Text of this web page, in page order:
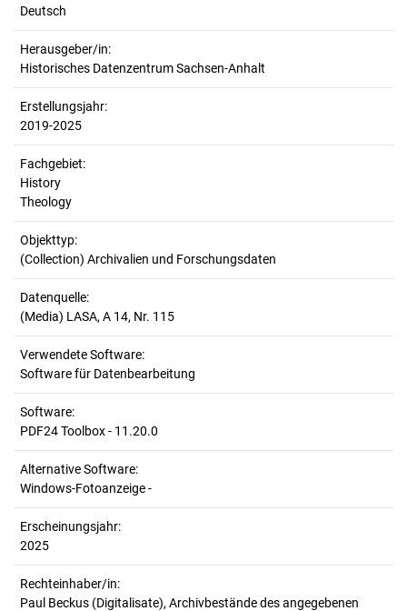
Deutsch
Herausgeber/in:
Historisches Datenzentrum Sachsen-Anhalt
Erstellungsjahr:
2019-2025
Fachgebiet:
History
Theology
Objekttyp:
(Collection) Archivalien und Forschungsdaten
Datenquelle:
(Media) LASA, A 14, Nr. 115
Verwendete Software:
Software für Datenbearbeitung
Software:
PDF24 Toolbox - 11.20.0
Alternative Software:
Windows-Fotoanzeige -
Erscheinungsjahr:
2025
Rechteinhaber/in:
Paul Beckus (Digitalisate), Archivbestände des angegebenen